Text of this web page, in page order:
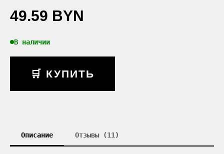
49.59 BYN
В наличии
🛒 КУПИТЬ
Описание Отзывы (11)